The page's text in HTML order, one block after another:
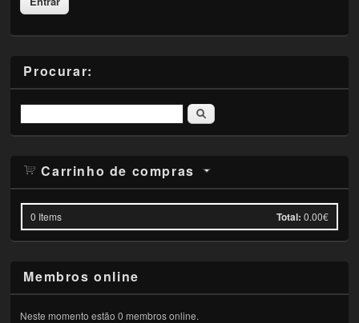
Procurar:
Pesquisar
Carrinho de compras
0 Items Total: 0.00€
Membros online
Neste momento estão 0 membros online.